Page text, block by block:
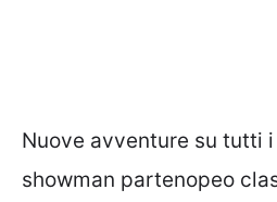
Nuove avventure su tutti
showman partenopeo